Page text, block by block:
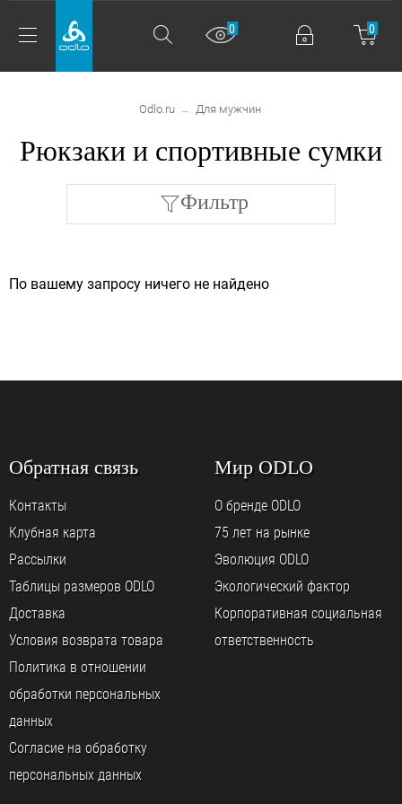
0
0
Odlo.ru → Для мужчин
Рюкзаки и спортивные сумки
Фильтр
По вашему запросу ничего не найдено
Обратная связь
Контакты
Клубная карта
Рассылки
Таблицы размеров ODLO
Доставка
Условия возврата товара
Политика в отношении
обработки персональных
данных
Согласие на обработку
персональных данных
Мир ODLO
О бренде ODLO
75 лет на рынке
Эволюция ODLO
Экологический фактор
Корпоративная социальная
ответственность